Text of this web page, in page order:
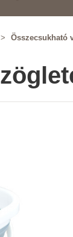
> Összecsukható